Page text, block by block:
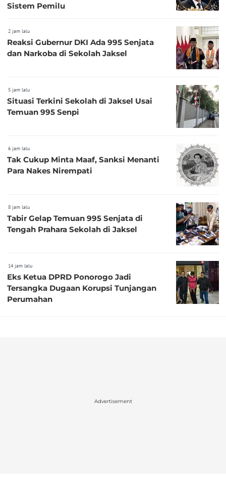
Sistem Pemilu
2 jam lalu
Reaksi Gubernur DKI Ada 995 Senjata
dan Narkoba di Sekolah Jaksel
5 jam lalu
Situasi Terkini Sekolah di Jaksel Usai
Temuan 995 Senpi
6 jam lalu
Tak Cukup Minta Maaf, Sanksi Menanti
Para Nakes Nirempati
8 jam lalu
Tabir Gelap Temuan 995 Senjata di
Tengah Prahara Sekolah di Jaksel
14 jam lalu
Eks Ketua DPRD Ponorogo Jadi
Tersangka Dugaan Korupsi Tunjangan
Perumahan
Advertisement